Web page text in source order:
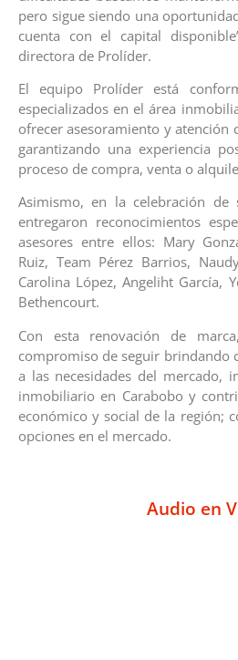
pero sigue siendo una
cuenta con el capital
directora de Prolíder.
El equipo Prolíder está
especializados en el área
ofrecer asesoramiento y atención
garantizando una experiencia
proceso de compra, venta o
Asimismo, en la celebración de
entregaron reconocimientos
asesores entre ellos: Mary
Ruiz, Team Pérez Barrios,
Carolina López, Angeliht García,
Bethencourt.
Con esta renovación de
compromiso de seguir brindando
a las necesidades del mercado,
inmobiliario en Carabobo y
económico y social de la región;
opciones en el mercado.
Audio en